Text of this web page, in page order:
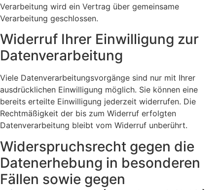
Verarbeitung wird ein Vertrag über gemeinsame
Verarbeitung geschlossen.
Widerruf Ihrer Einwilligung zur
Datenverarbeitung
Viele Datenverarbeitungsvorgänge sind nur mit Ihrer
ausdrücklichen Einwilligung möglich. Sie können eine
bereits erteilte Einwilligung jederzeit widerrufen. Die
Rechtmäßigkeit der bis zum Widerruf erfolgten
Datenverarbeitung bleibt vom Widerruf unberührt.
Widerspruchsrecht gegen die
Datenerhebung in besonderen
Fällen sowie gegen